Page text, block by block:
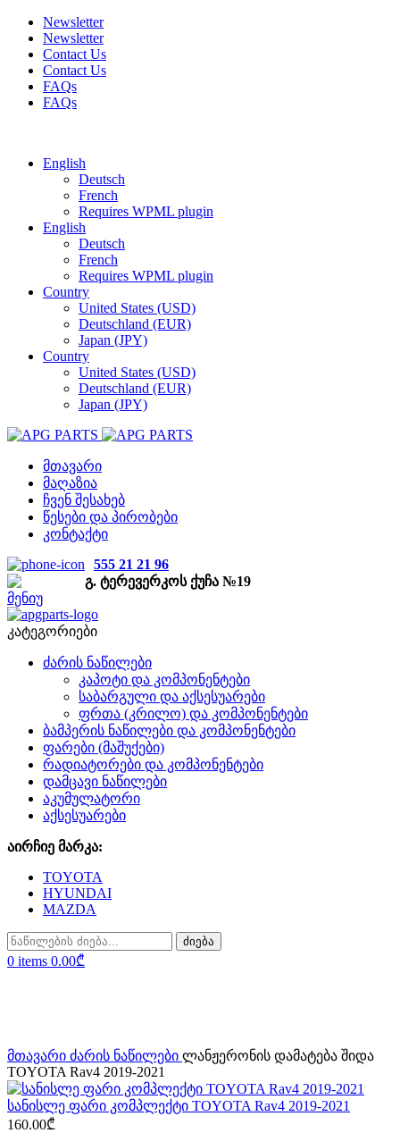
Newsletter
Newsletter
Contact Us
Contact Us
FAQs
FAQs
English
Deutsch
French
Requires WPML plugin
English
Deutsch
French
Requires WPML plugin
Country
United States (USD)
Deutschland (EUR)
Japan (JPY)
Country
United States (USD)
Deutschland (EUR)
Japan (JPY)
მთავარი
მაღაზია
ჩვენ შესახებ
წესები და პირობები
კონტაქტი
555 21 21 96
გ. ტერევერკოს ქუჩა №19
მენიუ
კატეგორიები
ძარის ნაწილები
კაპოტი და კომპონენტები
საბარგული და აქსესუარები
ფრთა (კრილო) და კომპონენტები
ბამპერის ნაწილები და კომპონენტები
ფარები (მაშუქები)
რადიატორები და კომპონენტები
დამცავი ნაწილები
აკუმულატორი
აქსესუარები
აირჩიე მარკა:
TOYOTA
HYUNDAI
MAZDA
ძიება
0 items 0.00₾
მთავარი ძარის ნაწილები ლანჟერონის დამატება შიდა
TOYOTA Rav4 2019-2021
სანისლე ფარი კომპლექტი TOYOTA Rav4 2019-2021
160.00₾